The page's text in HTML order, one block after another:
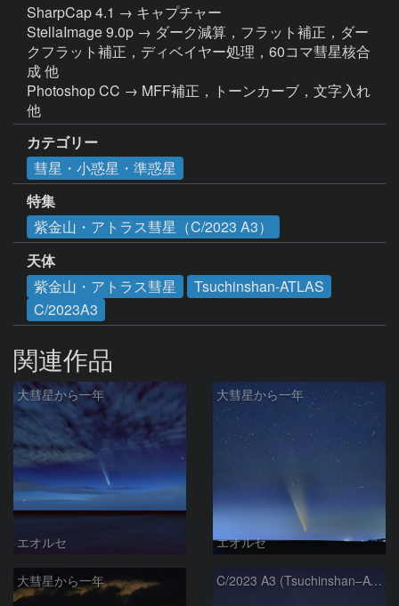
SharpCap 4.1 → キャプチャー
StellaImage 9.0p → ダーク減算，フラット補正，ダー
クフラット補正，ディベイヤー処理，60コマ彗星核合
成 他
Photoshop CC → MFF補正，トーンカーブ，文字入れ
他
カテゴリー
彗星・小惑星・準惑星
特集
紫金山・アトラス彗星（C/2023 A3）
天体
紫金山・アトラス彗星
Tsuchinshan-ATLAS
C/2023A3
関連作品
大彗星から一年
エオルセ
大彗星から一年
エオルセ
大彗星から一年 C/2023 A3 (Tsuchinshan–ATLAS)